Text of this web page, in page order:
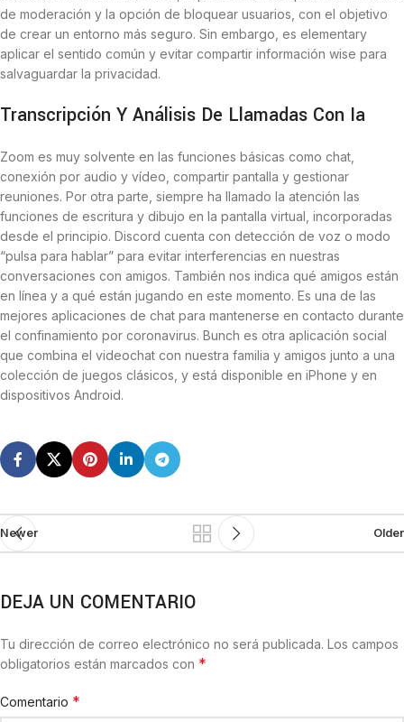
de moderación y la opción de bloquear usuarios, con el objetivo
de crear un entorno más seguro. Sin embargo, es elementary
aplicar el sentido común y evitar compartir información wise para
salvaguardar la privacidad.
Transcripción Y Análisis De Llamadas Con Ia
Zoom es muy solvente en las funciones básicas como chat,
conexión por audio y vídeo, compartir pantalla y gestionar
reuniones. Por otra parte, siempre ha llamado la atención las
funciones de escritura y dibujo en la pantalla virtual, incorporadas
desde el principio. Discord cuenta con detección de voz o modo
“pulsa para hablar” para evitar interferencias en nuestras
conversaciones con amigos. También nos indica qué amigos están
en línea y a qué están jugando en este momento. Es una de las
mejores aplicaciones de chat para mantenerse en contacto durante
el confinamiento por coronavirus. Bunch es otra aplicación social
que combina el videochat con nuestra familia y amigos junto a una
colección de juegos clásicos, y está disponible en iPhone y en
dispositivos Android.
Newer Older
DEJA UN COMENTARIO
Tu dirección de correo electrónico no será publicada. Los campos
obligatorios están marcados con *
Comentario *